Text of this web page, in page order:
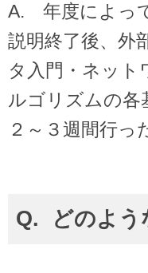
A. 年度によっ
説明終了後、外
タ入門・ネット
ルゴリズムの各
２～３週間行
Q. どのよう